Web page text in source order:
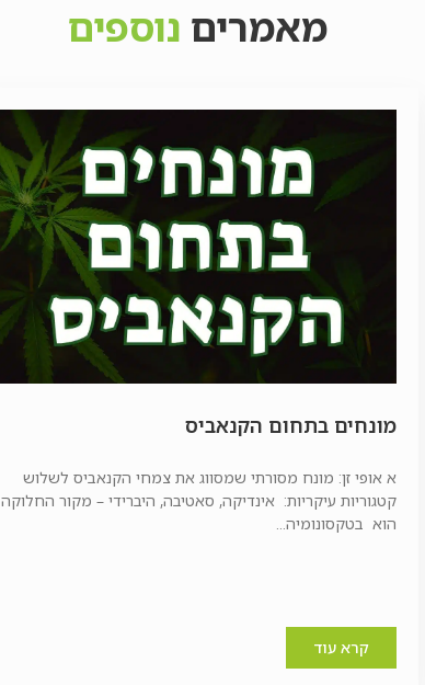
מאמרים נוספים
מונחים בתחום הקנאביס
א אופי זן: מונח מסורתי שמסווג את צמחי הקנאביס לשלוש
קטגוריות עיקריות: אינדיקה, סאטיבה, היברידי – מקור החלוקה
הוא בטקסונומיה...
קרא עוד